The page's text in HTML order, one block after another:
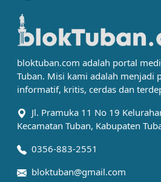
bloktuban.com adalah portal
Tuban. Misi kami adalah menjadi
informatif, kritis, cerdas dan
Jl. Pramuka 11 No 19
Kecamatan Tuban, Kabupaten
0356-883-2551
bloktuban@gmail.com